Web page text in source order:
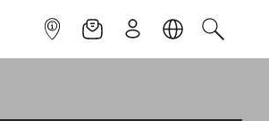
INFOPUNKTNEWSLETTER
ANMELDENSPRACHESUCHEN